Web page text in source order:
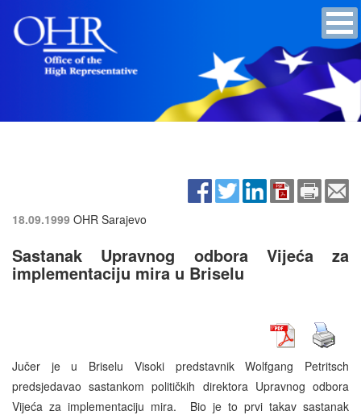
18.09.1999 OHR Sarajevo
Sastanak Upravnog odbora Vijeća za
implementaciju mira u Briselu
Jučer je u Briselu Visoki predstavnik Wolfgang Petritsch
predsjedavao sastankom političkih direktora Upravnog odbora
Vijeća za implementaciju mira. Bio je to prvi takav sastanak